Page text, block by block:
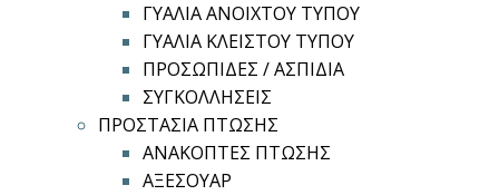
ΓΥΑΛΙΑ ΑΝΟΙΧΤΟΥ ΤΥΠΟΥ
ΓΥΑΛΙΑ ΚΛΕΙΣΤΟΥ ΤΥΠΟΥ
ΠΡΟΣΩΠΙΔΕΣ / ΑΣΠΙΔΙΑ
ΣΥΓΚΟΛΛΗΣΕΙΣ
ΠΡΟΣΤΑΣΙΑ ΠΤΩΣΗΣ
ΑΝΑΚΟΠΤΕΣ ΠΤΩΣΗΣ
ΑΞΕΣΟΥΑΡ